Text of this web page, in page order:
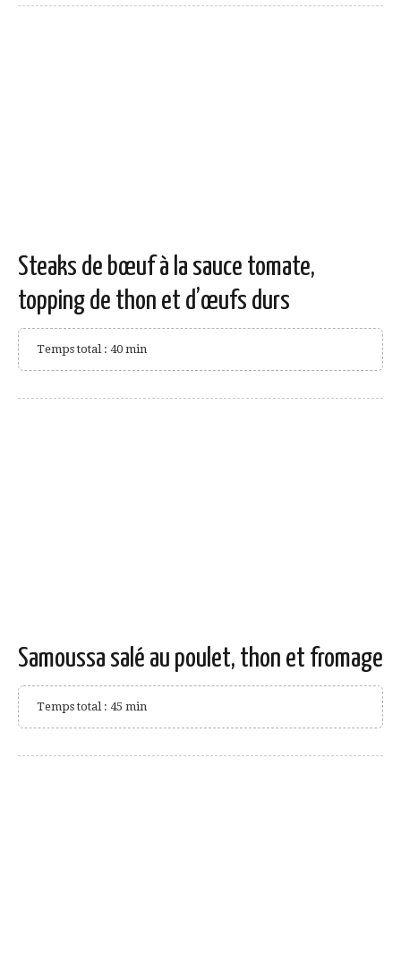
Steaks de bœuf à la sauce tomate,
topping de thon et d’œufs durs
Temps total : 40 min
Samoussa salé au poulet, thon et fromage
Temps total : 45 min